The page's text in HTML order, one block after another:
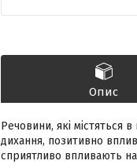
Опис
Речовини, які
дихання, позитивно
сприятливо впливають